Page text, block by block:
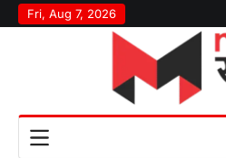
Skip
to
Fri, Aug 7, 2026